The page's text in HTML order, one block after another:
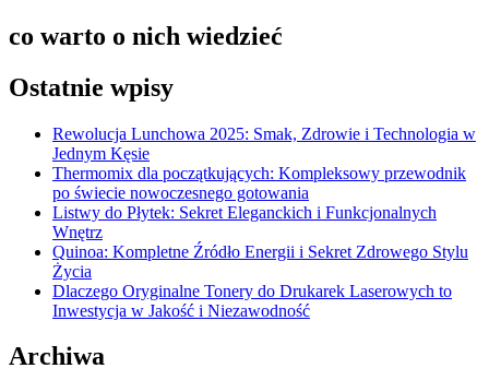
co warto o nich wiedzieć
Ostatnie wpisy
Rewolucja Lunchowa 2025: Smak, Zdrowie i Technologia w
Jednym Kęsie
Thermomix dla początkujących: Kompleksowy przewodnik
po świecie nowoczesnego gotowania
Listwy do Płytek: Sekret Eleganckich i Funkcjonalnych
Wnętrz
Quinoa: Kompletne Źródło Energii i Sekret Zdrowego Stylu
Życia
Dlaczego Oryginalne Tonery do Drukarek Laserowych to
Inwestycja w Jakość i Niezawodność
Archiwa